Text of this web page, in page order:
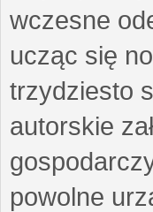
wczesne
ucząc się
trzydziesto
autorskie
powolne